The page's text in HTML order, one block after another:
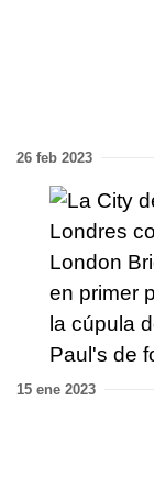
26 feb 2023
15 ene 2023